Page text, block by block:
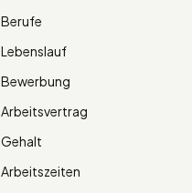
Berufe
Lebenslauf
Bewerbung
Arbeitsvertrag
Gehalt
Arbeitszeiten